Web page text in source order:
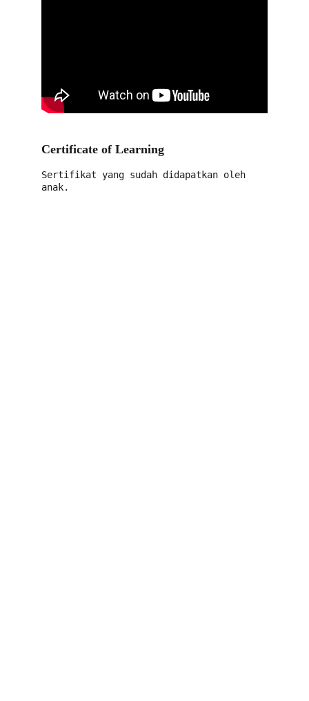
Certificate of Learning
Sertifikat yang sudah didapatkan oleh
anak.